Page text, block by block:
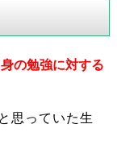
の勉強に対する
思っていた生